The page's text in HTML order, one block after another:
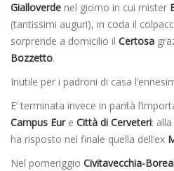
Gialloverde nel giorno in cui mister
(tantissimi auguri), in coda il
sorprende a domicilio il Certosa
Bozzetto.
Inutile per i padroni di casa
E’ terminata invece in parità
Campus Eur e Città di Cerveteri:
ha risposto nel finale quella dell’ex
Nel pomeriggio Civitavecchia-